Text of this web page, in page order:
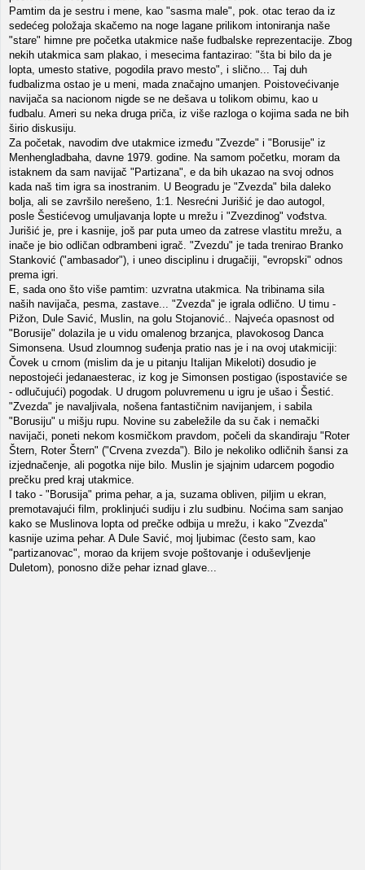
Pamtim da je sestru i mene, kao "sasma male", pok. otac terao da iz
sedećeg položaja skačemo na noge lagane prilikom intoniranja naše
"stare" himne pre početka utakmice naše fudbalske reprezentacije. Zbog
nekih utakmica sam plakao, i mesecima fantazirao: "šta bi bilo da je
lopta, umesto stative, pogodila pravo mesto", i slično... Taj duh
fudbalizma ostao je u meni, mada značajno umanjen. Poistovećivanje
navijača sa nacionom nigde se ne dešava u tolikom obimu, kao u
fudbalu. Ameri su neka druga priča, iz više razloga o kojima sada ne bih
širio diskusiju.
Za početak, navodim dve utakmice između "Zvezde" i "Borusije" iz
Menhengladbaha, davne 1979. godine. Na samom početku, moram da
istaknem da sam navijač "Partizana", e da bih ukazao na svoj odnos
kada naš tim igra sa inostranim. U Beogradu je "Zvezda" bila daleko
bolja, ali se završilo nerešeno, 1:1. Nesrećni Jurišić je dao autogol,
posle Šestićevog umuljavanja lopte u mrežu i "Zvezdinog" vođstva.
Jurišić je, pre i kasnije, još par puta umeo da zatrese vlastitu mrežu, a
inače je bio odličan odbrambeni igrač. "Zvezdu" je tada trenirao Branko
Stanković ("ambasador"), i uneo disciplinu i drugačiji, "evropski" odnos
prema igri.
E, sada ono što više pamtim: uzvratna utakmica. Na tribinama sila
naših navijača, pesma, zastave... "Zvezda" je igrala odlično. U timu -
Pižon, Dule Savić, Muslin, na golu Stojanović.. Najveća opasnost od
"Borusije" dolazila je u vidu omalenog brzanjca, plavokosog Danca
Simonsena. Usud zloumnog suđenja pratio nas je i na ovoj utakmiciji:
Čovek u crnom (mislim da je u pitanju Italijan Mikeloti) dosudio je
nepostojeći jedanaesterac, iz kog je Simonsen postigao (ispostaviće se
- odlučujući) pogodak. U drugom poluvremenu u igru je ušao i Šestić.
"Zvezda" je navaljivala, nošena fantastičnim navijanjem, i sabila
"Borusiju" u mišju rupu. Novine su zabeležile da su čak i nemački
navijači, poneti nekom kosmičkom pravdom, počeli da skandiraju "Roter
Štern, Roter Štern" ("Crvena zvezda"). Bilo je nekoliko odličnih šansi za
izjednačenje, ali pogotka nije bilo. Muslin je sjajnim udarcem pogodio
prečku pred kraj utakmice.
I tako - "Borusija" prima pehar, a ja, suzama obliven, piljim u ekran,
premotavajući film, proklinjući sudiju i zlu sudbinu. Noćima sam sanjao
kako se Muslinova lopta od prečke odbija u mrežu, i kako "Zvezda"
kasnije uzima pehar. A Dule Savić, moj ljubimac (često sam, kao
"partizanovac", morao da krijem svoje poštovanje i oduševljenje
Duletom), ponosno diže pehar iznad glave...